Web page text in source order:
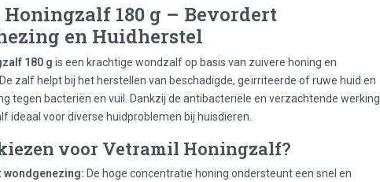
180 g – Bevordert
en Huidherstel
180 g is een krachtige wondzalf op basis van zuivere honing en
zalf helpt bij het herstellen van beschadigde, geïrriteerde of ruwe huid en
tegen bacteriën en vuil. Dankzij de antibacteriële en verzachtende werking
ideaal voor diverse huidproblemen bij huisdieren.
voor Vetramil Honingzalf?
wondgenezing: De hoge concentratie honing ondersteunt een snel en